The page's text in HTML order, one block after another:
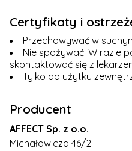
Certyfikaty i
Przechowywać w
Nie spożywać. W razie
skontaktować się z
Tylko do użytku
Producent
AFFECT Sp. z o.o.
Michałowicza 46/2